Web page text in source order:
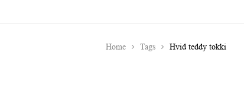
Home Tags Hvid teddy tokki